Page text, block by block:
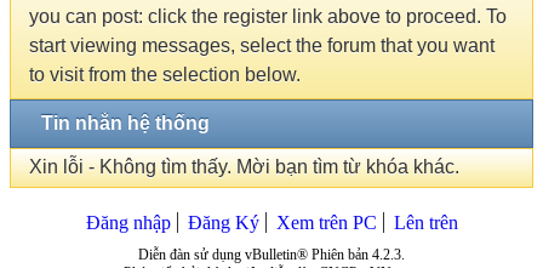
you can post: click the register link above to proceed. To
start viewing messages, select the forum that you want
to visit from the selection below.
Tin nhắn hệ thống
Xin lỗi - Không tìm thấy. Mời bạn tìm từ khóa khác.
Đăng nhập Đăng Ký Xem trên PC Lên trên
Diễn đàn sử dụng vBulletin® Phiên bản 4.2.3.